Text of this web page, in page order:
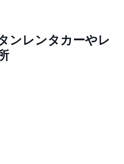
ンレンタカーやレ